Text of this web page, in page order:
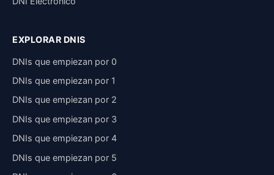
EXPLORAR DNIS
DNIs que empiezan por 0
DNIs que empiezan por 1
DNIs que empiezan por 2
DNIs que empiezan por 3
DNIs que empiezan por 4
DNIs que empiezan por 5